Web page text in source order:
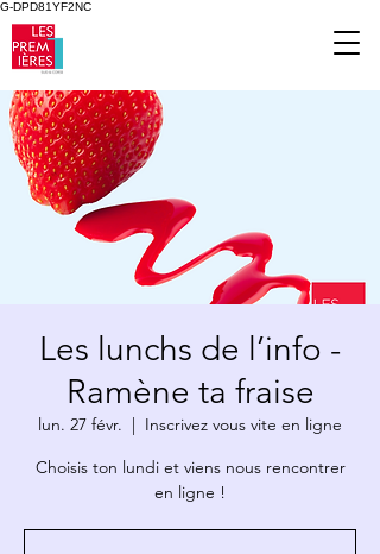
G-DPD81YF2NC
Les lunchs de l’info -
Ramène ta fraise
lun. 27 févr.
  |
Inscrivez vous vite en ligne
Choisis ton lundi et viens nous rencontrer
en ligne !